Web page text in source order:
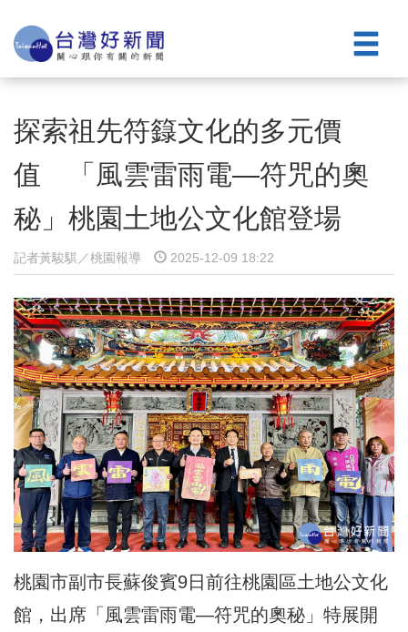
探索祖先符籙文化的多元價
值 「風雲雷雨電—符咒的奧
秘」桃園土地公文化館登場
記者黃駿騏／桃園報導 2025-12-09 18:22
桃園市副市長蘇俊賓9日前往桃園區土地公文化
館，出席「風雲雷雨電—符咒的奧秘」特展開